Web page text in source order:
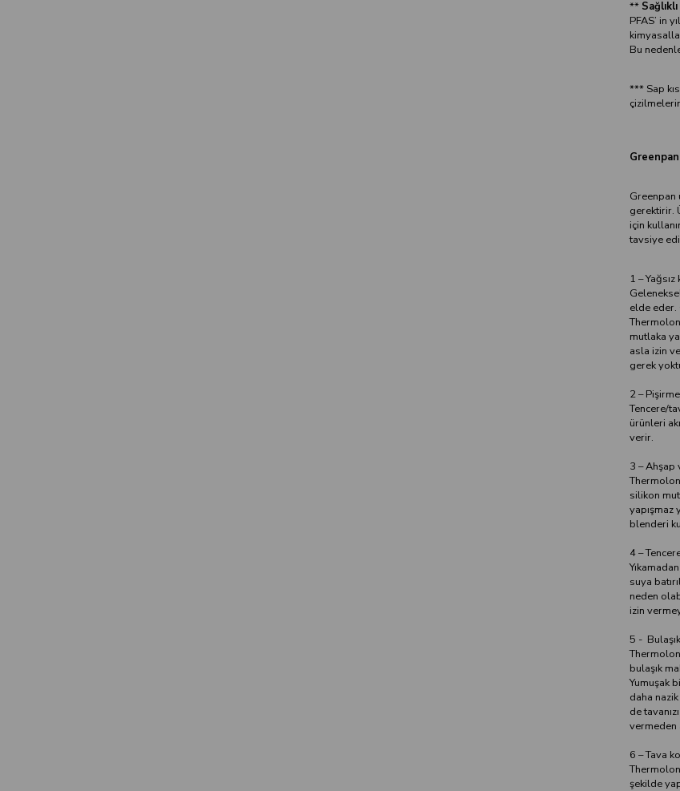
**
PFAS’ in
Bu
*** Sap
Greenpan
gerektirir.
için
tavsiye
1 –
elde eder.
mutlaka
asla izin
gerek
2 –
Tencere/
ürünleri
verir.
3 – Ahşap
silikon
yapışmaz
blenderi
4 –
suya
neden
izin
5 -
bulaşık
Yumuşak
daha
de
vermeden
6 – Tava
şekilde